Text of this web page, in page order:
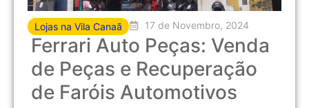
Lojas na Vila Canaã 17 de Novembro, 2024
Ferrari Auto Peças: Venda
de Peças e Recuperação
de Faróis Automotivos